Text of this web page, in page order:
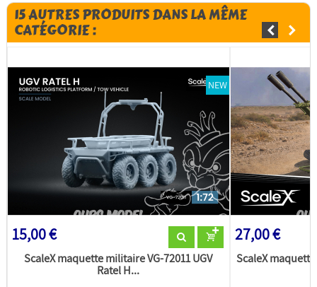
15 AUTRES PRODUITS DANS LA MÊME
CATÉGORIE :
NEW
15,00 €
ScaleX maquette militaire VG-72011 UGV
Ratel H...
27,00 €
ScaleX